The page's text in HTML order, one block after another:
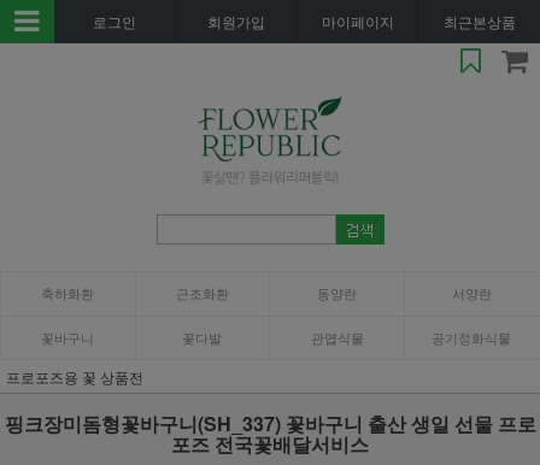
로그인 회원가입 마이페이지 최근본상품
축하화환 근조화환 동양란 서양란
꽃바구니 꽃다발 관엽식물 공기정화식물
프로포즈용 꽃 상품전
핑크장미돔형꽃바구니(SH_337) 꽃바구니 출산 생일 선물 프로
포즈 전국꽃배달서비스